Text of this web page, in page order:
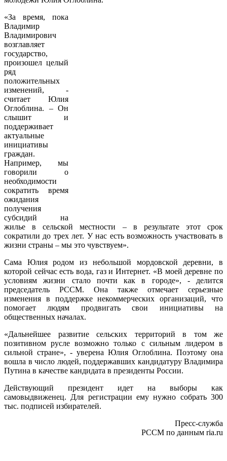
«За время, пока
Владимир
Владимирович
возглавляет
государство,
произошел целый
ряд
положительных
изменений, -
считает Юлия
Оглоблина. – Он
слышит и
поддерживает
актуальные
инициативы
граждан.
Например, мы
говорили о
необходимости
сократить время
ожидания
получения
субсидий на
жилье в сельской местности – в результате этот срок
сократили до трех лет. У нас есть возможность участвовать в
жизни страны – мы это чувствуем».
Сама Юлия родом из небольшой мордовской деревни, в
которой сейчас есть вода, газ и Интернет. «В моей деревне по
условиям жизни стало почти как в городе», - делится
председатель РССМ. Она также отмечает серьезные
изменения в поддержке некоммерческих организаций, что
помогает людям продвигать свои инициативы на
общественных началах.
«Дальнейшее развитие сельских территорий в том же
позитивном русле возможно только с сильным лидером в
сильной стране», - уверена Юлия Оглоблина. Поэтому она
вошла в число людей, поддержавших кандидатуру Владимира
Путина в качестве кандидата в президенты России.
Действующий президент идет на выборы как
самовыдвиженец. Для регистрации ему нужно собрать 300
тыс. подписей избирателей.
Пресс-служба
РССМ по данным ria.ru